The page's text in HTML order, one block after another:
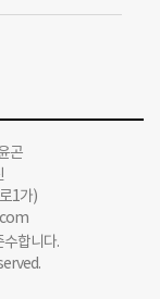
곤
1가)
합니다.